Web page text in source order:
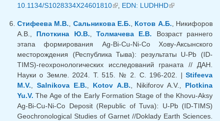
10.1134/S1028334X24601810(внешняя ссылка)
, EDN: LUDHHD(внешняя
Стифеева М.В., Сальникова Е.Б., Котов А.Б., Никифоров
А.В., Плоткина Ю.В.,Толмачева Е.В. Возраст раннего
этапа формирования Ag-Bi-Cu-Ni-Co Хову-Аксынского
месторождения (Республика Тыва): результаты U-Pb (ID-
TIMS)-геохронологических исследований граната // ДАН.
Науки о Земле. 2024. Т. 515. № 2. С. 196-202. | Stifeeva
M.V.,Salnikova E.B., Kotov A.B., Nikiforov A.V., Plotkina
Yu.V. The Age of the Early Formation Stage of the Khovu-Aksy
Ag-Bi-Cu-Ni-Co Deposit (Republic of Tuva): U-Pb (ID-TIMS)
Geochronological Studies of Garnet //Doklady Earth Sciences.